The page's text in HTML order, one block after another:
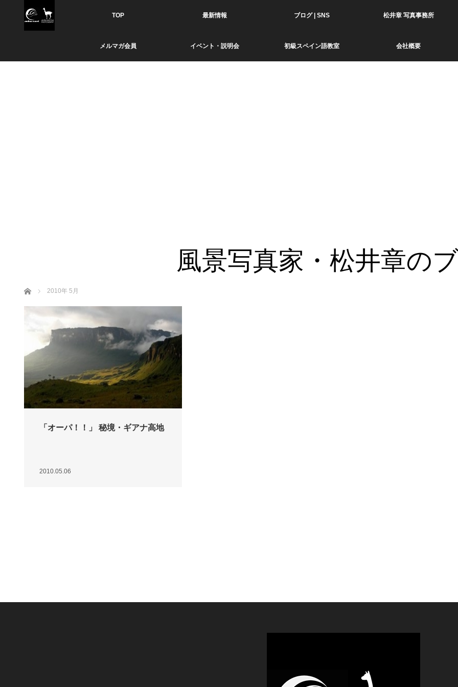
TOP 最新情報 ブログ | SNS 松井章 写真事務所
メルマガ会員 イベント・説明会 初級スペイン語教室 会社概要
風景写真家・松井章の
ホーム 2010年 5月
「オーパ！！」 秘境・ギアナ高地
2010.05.06